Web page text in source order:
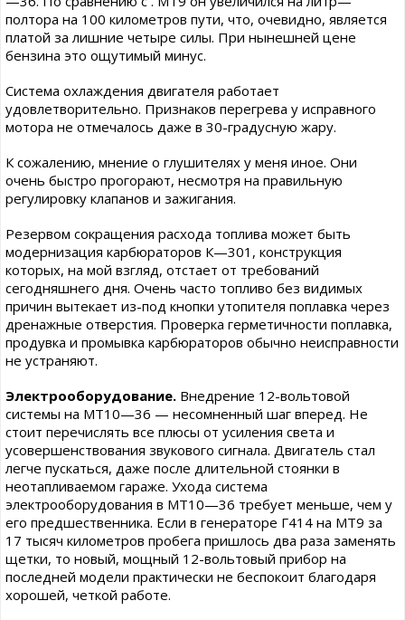
полтора на 100 километров пути, что, очевидно, является
платой за лишние четыре силы. При нынешней цене
бензина это ощутимый минус.
Система охлаждения двигателя работает
удовлетворительно. Признаков перегрева у исправного
мотора не отмечалось даже в 30-градусную жару.
К сожалению, мнение о глушителях у меня иное. Они
очень быстро прогорают, несмотря на правильную
регулировку клапанов и зажигания.
Резервом сокращения расхода топлива может быть
модернизация карбюраторов К—301, конструкция
которых, на мой взгляд, отстает от требований
сегодняшнего дня. Очень часто топливо без видимых
причин вытекает из-под кнопки утопителя поплавка через
дренажные отверстия. Проверка герметичности поплавка,
продувка и промывка карбюраторов обычно неисправности
не устраняют.
Электрооборудование. Внедрение 12-вольтовой
системы на МТ10—36 — несомненный шаг вперед. Не
стоит перечислять все плюсы от усиления света и
усовершенствования звукового сигнала. Двигатель стал
легче пускаться, даже после длительной стоянки в
неотапливаемом гараже. Ухода система
электрооборудования в МТ10—36 требует меньше, чем у
его предшественника. Если в генераторе Г414 на МТ9 за
17 тысяч километров пробега пришлось два раза заменять
щетки, то новый, мощный 12-вольтовый прибор на
последней модели практически не беспокоит благодаря
хорошей, четкой работе.